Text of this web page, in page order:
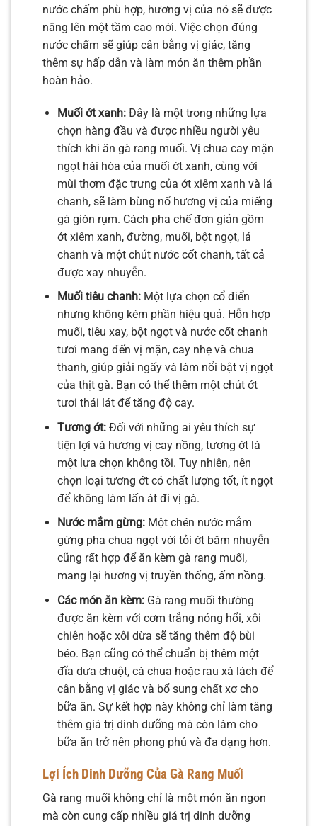
nước chấm phù hợp, hương vị của nó sẽ được
nâng lên một tầm cao mới. Việc chọn đúng
nước chấm sẽ giúp cân bằng vị giác, tăng
thêm sự hấp dẫn và làm món ăn thêm phần
hoàn hảo.
Muối ớt xanh:Đây là một trong những lựa
chọn hàng đầu và được nhiều người yêu
thích khi ăn gà rang muối. Vị chua cay mặn
ngọt hài hòa của muối ớt xanh, cùng với
mùi thơm đặc trưng của ớt xiêm xanh và lá
chanh, sẽ làm bùng nổ hương vị của miếng
gà giòn rụm. Cách pha chế đơn giản gồm
ớt xiêm xanh, đường, muối, bột ngọt, lá
chanh và một chút nước cốt chanh, tất cả
được xay nhuyễn.
Muối tiêu chanh:Một lựa chọn cổ điển
nhưng không kém phần hiệu quả. Hỗn hợp
muối, tiêu xay, bột ngọt và nước cốt chanh
tươi mang đến vị mặn, cay nhẹ và chua
thanh, giúp giải ngấy và làm nổi bật vị ngọt
của thịt gà. Bạn có thể thêm một chút ớt
tươi thái lát để tăng độ cay.
Tương ớt:Đối với những ai yêu thích sự
tiện lợi và hương vị cay nồng, tương ớt là
một lựa chọn không tồi. Tuy nhiên, nên
chọn loại tương ớt có chất lượng tốt, ít ngọt
để không làm lấn át đi vị gà.
Nước mắm gừng:Một chén nước mắm
gừng pha chua ngọt với tỏi ớt băm nhuyễn
cũng rất hợp để ăn kèm gà rang muối,
mang lại hương vị truyền thống, ấm nồng.
Các món ăn kèm:Gà rang muối thường
được ăn kèm với cơm trắng nóng hổi, xôi
chiên hoặc xôi dừa sẽ tăng thêm độ bùi
béo. Bạn cũng có thể chuẩn bị thêm một
đĩa dưa chuột, cà chua hoặc rau xà lách để
cân bằng vị giác và bổ sung chất xơ cho
bữa ăn. Sự kết hợp này không chỉ làm tăng
thêm giá trị dinh dưỡng mà còn làm cho
bữa ăn trở nên phong phú và đa dạng hơn.
Lợi Ích Dinh Dưỡng Của Gà Rang Muối
Gà rang muối không chỉ là một món ăn ngon
mà còn cung cấp nhiều giá trị dinh dưỡng